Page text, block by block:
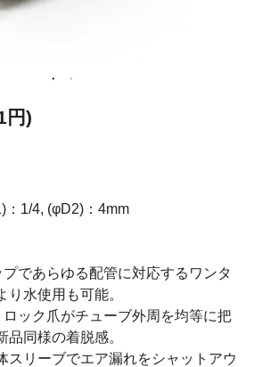
円)
：1/4, (φD2)：4mm
であらゆる配管に対応するワンタ
り水使用も可能。
ック爪がチューブ外周を均等に把
品同様の着脱感。
リーブでエア漏れをシャットアウ